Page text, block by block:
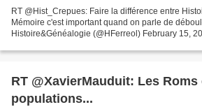
RT @Hist_Crepues: Faire la différence entre
Mémoire c'est important quand on parle de
Histoire&Généalogie (@HFerreol) February 15,
RT @XavierMauduit: Les Roms
populations...